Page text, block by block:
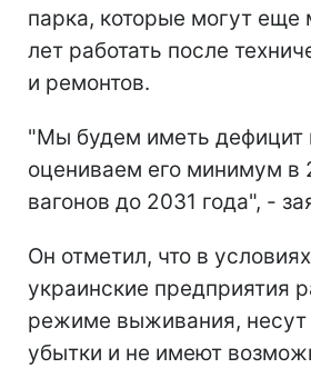
парка, которые могут еще
лет работать после
и ремонтов.
"Мы будем иметь дефицит
оцениваем его минимум в
вагонов до 2031 года", -
Он отметил, что в
украинские предприятия
режиме выживания,
убытки и не имеют